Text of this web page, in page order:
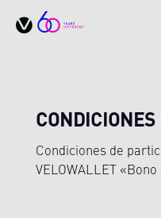
principal
Condiciones de
VELOWALLET